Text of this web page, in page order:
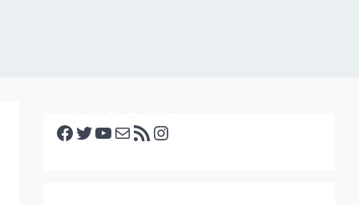
Facebook Twitter YouTube E-mail RSS feed